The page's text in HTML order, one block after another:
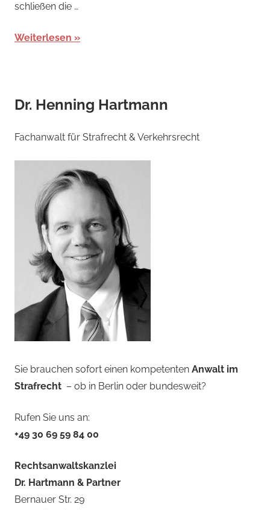
schließen die …
Weiterlesen
Dr. Henning Hartmann
Fachanwalt für Strafrecht & Verkehrsrecht
Sie brauchen sofort einen kompetenten Anwalt im
Strafrecht – ob in Berlin oder bundesweit?
Rufen Sie uns an:
+49 30 69 59 84 00
Rechtsanwaltskanzlei
Dr. Hartmann & Partner
Bernauer Str. 29